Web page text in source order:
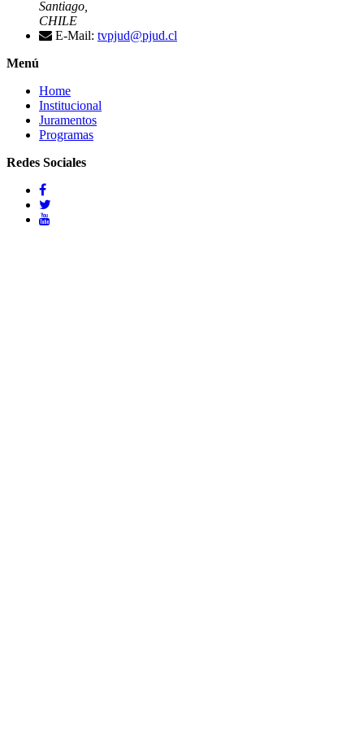
Santiago,
CHILE
E-Mail: tvpjud@pjud.cl
Menú
Home
Institucional
Juramentos
Programas
Redes Sociales